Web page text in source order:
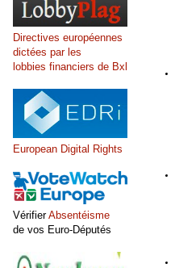
Directives européennes
dictées par les
lobbies financiers de Bxl
European Digital Rights
VérifierAbsentéisme
de vos Euro-Députés